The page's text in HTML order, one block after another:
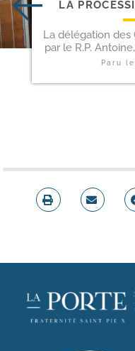
LA
La délégation
par le R.P.
Paru